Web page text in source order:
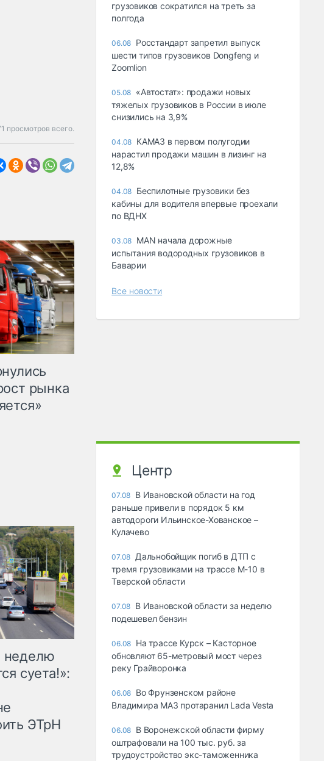
просмотров всего.
рынка
неделю
суета!»:
ЭТрН
грузовиков сократился на треть за
полгода
06.08 Росстандарт запретил выпуск
шести типов грузовиков Dongfeng и
Zoomlion
05.08 «Автостат»: продажи новых
тяжелых грузовиков в России в июле
снизились на 3,9%
04.08 КАМАЗ в первом полугодии
нарастил продажи машин в лизинг на
12,8%
04.08 Беспилотные грузовики без
кабины для водителя впервые проехали
по ВДНХ
03.08 MAN начала дорожные
испытания водородных грузовиков в
Баварии
Все новости
Центр
07.08 В Ивановской области на год
раньше привели в порядок 5 км
автодороги Ильинское-Хованское –
Кулачево
07.08 Дальнобойщик погиб в ДТП с
тремя грузовиками на трассе М-10 в
Тверской области
07.08 В Ивановской области за неделю
подешевел бензин
06.08 На трассе Курск – Касторное
обновляют 65-метровый мост через
реку Грайворонка
06.08 Во Фрунзенском районе
Владимира МАЗ протаранил Lada Vesta
06.08 В Воронежской области фирму
оштрафовали на 100 тыс. руб. за
трудоустройство экс-таможенника